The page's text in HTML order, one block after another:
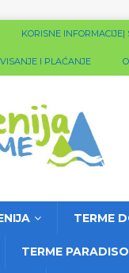
KORISNE INFORMACIJE|
I PLAĆANJE
TERME
TERME PARADISO